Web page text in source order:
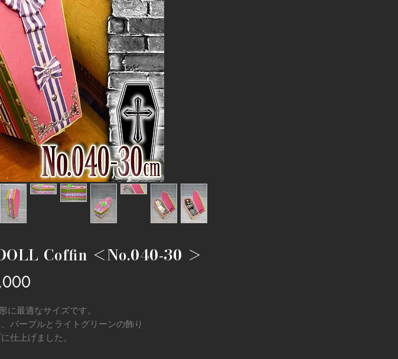
Coffin ＜No.040-30 ＞
Price
に最適なサイズです。
パープルとライトグリーンの飾り
仕上げました。